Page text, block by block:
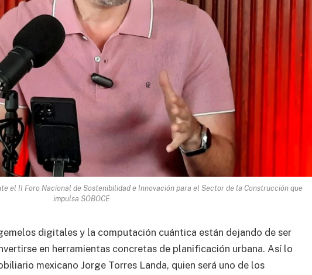
el II Foro Nacional de Sostenibilidad e Innovación para el Sector de la Construcción que
impulsa SOBOCE
digitales y la computación cuántica están dejando de ser
en herramientas concretas de planificación urbana. Así lo
mexicano Jorge Torres Landa, quien será uno de los